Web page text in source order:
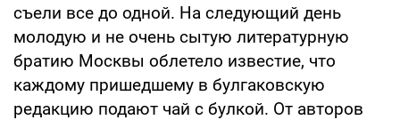
съели все до одной. На следующий день
молодую и не очень сытую литературную
братию Москвы облетело известие, что
каждому пришедшему в булгаковскую
редакцию подают чай с булкой. От авторов